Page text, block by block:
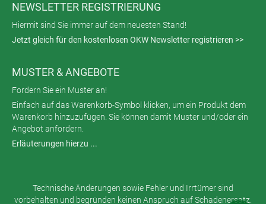
NEWSLETTER REGISTRIERUNG
Hiermit sind Sie immer auf dem neuesten Stand!
Jetzt gleich für den kostenlosen OKW Newsletter registrieren >>
MUSTER & ANGEBOTE
Fordern Sie ein Muster an!
Einfach auf das Warenkorb-Symbol klicken, um ein Produkt dem
Warenkorb hinzuzufügen. Sie können damit Muster und/oder ein
Angebot anfordern.
Erläuterungen hierzu ...
Technische Änderungen sowie Fehler und Irrtümer sind
vorbehalten und begründen keinen Anspruch auf Schadenersatz.